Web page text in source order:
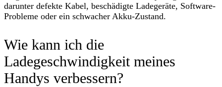
darunter defekte Kabel, beschädigte Ladegeräte, Software-
Probleme oder ein schwacher Akku-Zustand.
Wie kann ich die
Ladegeschwindigkeit meines
Handys verbessern?